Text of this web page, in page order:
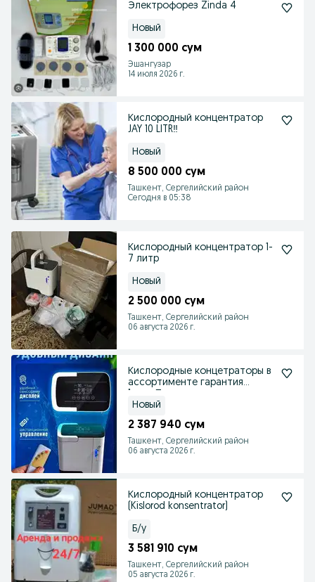
Электрофорез Zinda 4
Новый
1 300 000 сум
Эшангузар
14 июля 2026 г.
Кислородный концентратор
JAY 10 LITR‼️
Новый
8 500 000 сум
Ташкент, Сергелийский район
Сегодня в 05:38
Кислородный концентратор 1-
7 литр
Новый
2 500 000 сум
Ташкент, Сергелийский район
06 августа 2026 г.
Кислородные концетраторы в
ассортименте гарантия
Новый
2 387 940 сум
Ташкент, Сергелийский район
06 августа 2026 г.
Кислородный концентратор
(Kislorod konsentrator)
Б/у
3 581 910 сум
Ташкент, Сергелийский район
05 августа 2026 г.